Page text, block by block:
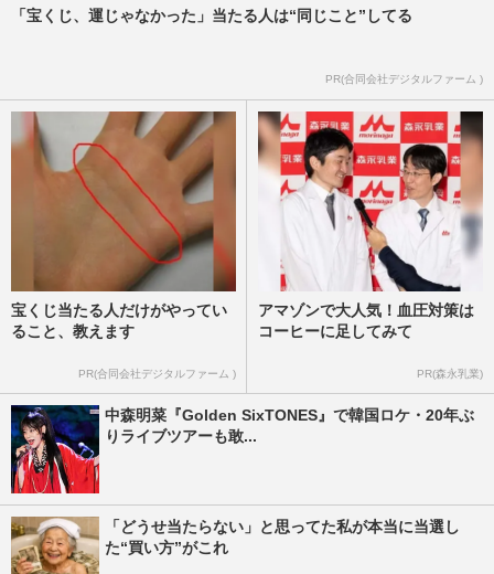
「宝くじ、運じゃなかった」当たる人は“同じこと”してる
PR(合同会社デジタルファーム )
宝くじ当たる人だけがやってい
ること、教えます
PR(合同会社デジタルファーム )
アマゾンで大人気！血圧対策は
コーヒーに足してみて
PR(森永乳業)
中森明菜『Golden SixTONES』で韓国ロケ・20年ぶ
りライブツアーも敢...
「どうせ当たらない」と思ってた私が本当に当選し
た“買い方”がこれ